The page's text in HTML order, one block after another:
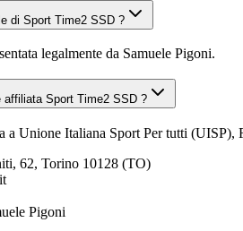
di Sport Time2 SSD ?
legalmente da Samuele Pigoni.
Sport Time2 SSD ?
a Unione Italiana Sport Per tutti
62, Torino 10128 (TO)
Pigoni